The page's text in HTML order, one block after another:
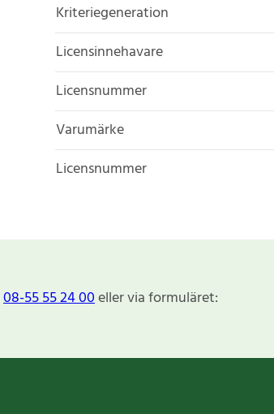
Kriteriegeneration
Licensinnehavare
Licensnummer
Varumärke
Licensnummer
08-55 55 24 00eller via formuläret: